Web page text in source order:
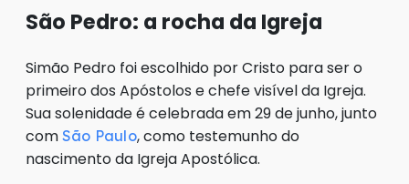
São Pedro: a rocha da Igreja
Simão Pedro foi escolhido por Cristo para ser o
primeiro dos Apóstolos e chefe visível da Igreja.
Sua solenidade é celebrada em 29 de junho, junto
com São Paulo, como testemunho do
nascimento da Igreja Apostólica.